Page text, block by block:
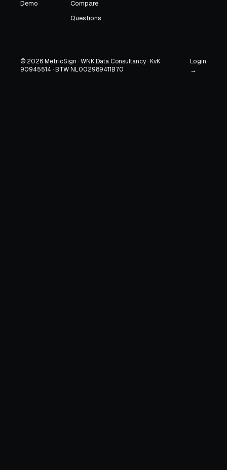
Demo
Compare
Questions
© 2026 MetricSign · WNK Data Consultancy · KvK
90945514 · BTW NL002989411B70
Login
→